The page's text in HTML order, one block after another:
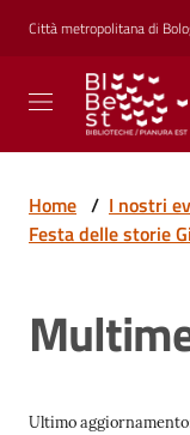
Vai al contenuto
Vai alla navigazione
Vai al footer
Città metropolitana di
Biblioteche
Pianura
Est
CREARE,
RICREARSI
Biblioteche
Cosa
Home / I nostri
Festa delle storie
Ultimo aggiornamento